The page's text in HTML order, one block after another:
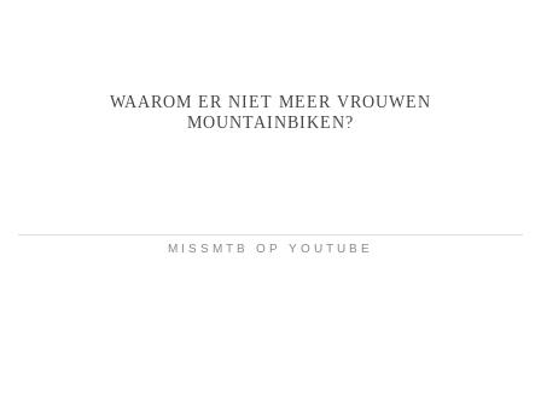
WAAROM ER NIET MEER VROUWEN
MOUNTAINBIKEN?
MISSMTB OP YOUTUBE